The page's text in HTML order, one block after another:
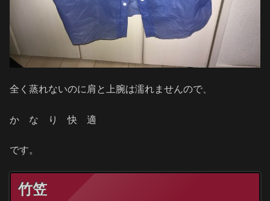
全く蒸れないのに肩と上腕は濡れませんので、
か な り 快 適
です。
竹笠